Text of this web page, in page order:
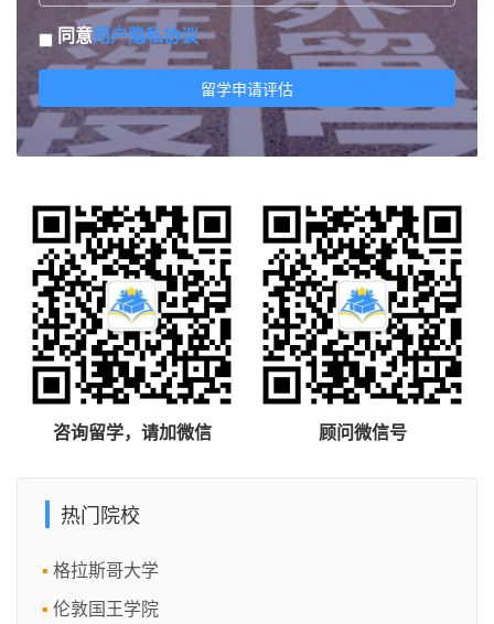
同意用户隐私协议
留学申请评估
咨询留学，请加微信 顾问微信号
热门院校
格拉斯哥大学
伦敦国王学院